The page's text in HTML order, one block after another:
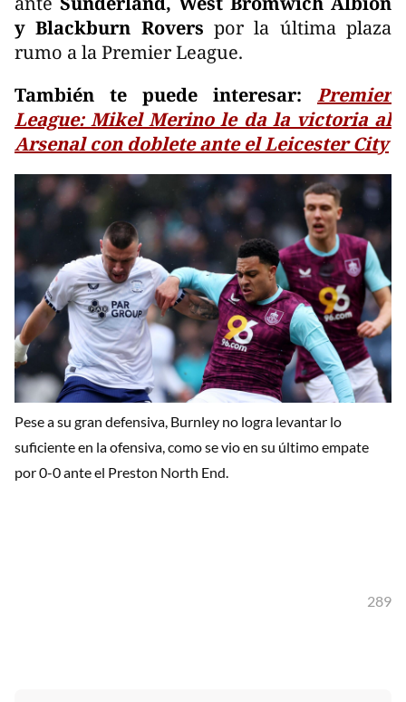
y Blackburn Rovers por la última plaza
rumo a la Premier League.
También te puede interesar: Premier
League: Mikel Merino le da la victoria al
Arsenal con doblete ante el Leicester City
Pese a su gran defensiva, Burnley no logra levantar lo
suficiente en la ofensiva, como se vio en su último empate
por 0-0 ante el Preston North End.
289